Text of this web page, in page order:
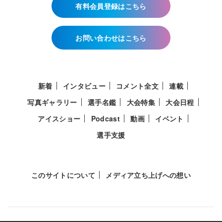
有料会員登録はこちら
お問い合わせはこちら
新着 インタビュー コメント全文
連載
写真ギャラリー
選手名鑑 大会特集
大会日程
アイスショー
Podcast 動画
イベント
選手支援
このサイトについて メディア立ち上げへの想い